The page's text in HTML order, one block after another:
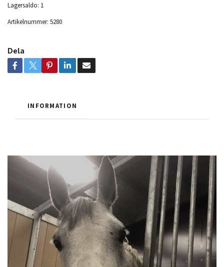
Lagersaldo: 1
Artikelnummer: 5280
Dela
INFORMATION